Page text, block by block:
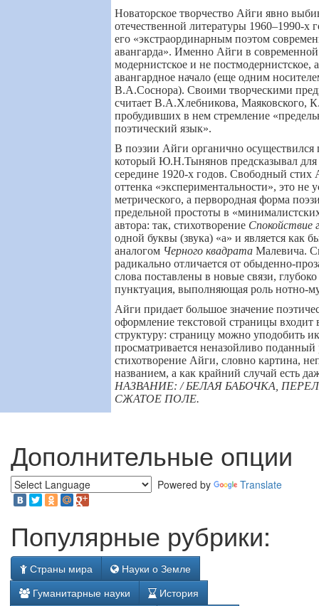
Новаторское творчество Айги явно
отечественной литературы 1960–1990-х
его «экстраординарным поэтом
авангарда». Именно Айги в современной
модернистское и не постмодернистское,
авангардное начало (еще одним
В.А.Соснора). Своими творческими
считает В.А.Хлебникова, Маяковского,
пробудивших в нем стремление
поэтический язык».
В поэзии Айги органично осуществился
который Ю.Н.Тынянов предсказывал для
середине 1920-х годов. Свободный стих
оттенка «экспериментальности», это не
метрического, а первородная форма
предельной простоты в
автора: так, стихотворение Спокойствие
одной буквы (звука) «а» и является как
аналогом Черного квадрата Малевича.
радикально отличается от обыденно-
слова поставлены в новые связи,
пунктуация, выполняющая роль нотно-
Айги придает большое значение
оформление текстовой страницы входит
структуру: страницу можно уподобить
просматривается неназойливо
стихотворение Айги, словно картина,
названием, а как крайний случай есть
НАЗВАНИЕ: / БЕЛАЯ БАБОЧКА,
СЖАТОЕ ПОЛЕ.
Дополнительные опции
Powered by Translate
Популярные рубрики:
Страны мира
Науки о Земле
Гуманитарные науки
История